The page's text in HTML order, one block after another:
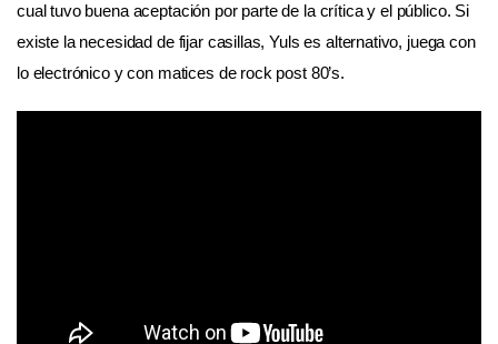
cual tuvo buena aceptación por parte de la crítica y el público. Si
existe la necesidad de fijar casillas, Yuls es alternativo, juega con
lo electrónico y con matices de rock post 80’s.